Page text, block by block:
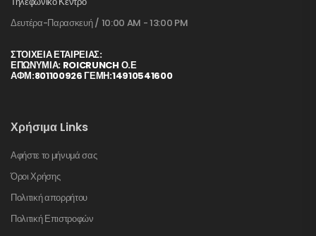
Δευτέρα-Παρασκευή / 10:00 AM - 13:00 PM
ΣΤΟΙΧΕΊΑ ΕΤΑΙΡΕΊΑΣ:
ΕΠΩΝΥΜΙΑ: ROICRUNCH Ο.Ε
ΑΦΜ:801100926 ΓΕΜΗ:14910541600
Χρήσιμα Links
Αφήστε το μήνυμά σας
Όροι Χρήσης
Πολιτική απορρήτου
Πολιτική Επιστροφών